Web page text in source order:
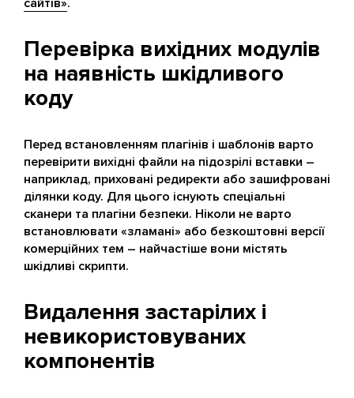
Перевірка вихідних модулів
на наявність шкідливого
коду
Перед встановленням плагінів і шаблонів варто
перевірити вихідні файли на підозрілі вставки –
наприклад, приховані редиректи або зашифровані
ділянки коду. Для цього існують спеціальні
сканери та плагіни безпеки. Ніколи не варто
встановлювати «зламані» або безкоштовні версії
комерційних тем – найчастіше вони містять
шкідливі скрипти.
Видалення застарілих і
невикористовуваних
компонентів